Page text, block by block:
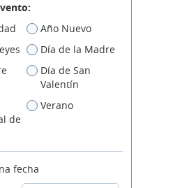
Año Nuevo
Día de la Madre
Día de San
Valentín
de
Verano
fecha